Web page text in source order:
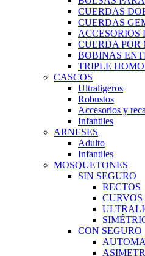
CUERDAS
CUERDAS
ACCESORIOS
CUERDA POR
BOBINAS
TRIPLE
CASCOS
Ultraligeros
Robustos
Accesorios y
Infantiles
ARNESES
Adulto
Infantiles
MOSQUETONES
SIN SEGURO
RECTOS
CURVOS
CON SEGURO